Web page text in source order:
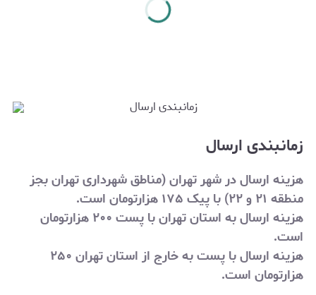
زمانبندی ارسال
هزینه ارسال در شهر تهران (مناطق شهرداری تهران بجز
منطقه ۲۱ و ۲۲) با پیک ۱۷۵ هزارتومان است.
هزینه ارسال به استان تهران با پست ۲۰۰ هزارتومان
است.
هزینه ارسال با پست به خارج از استان تهران ۲۵۰
هزارتوماناست.